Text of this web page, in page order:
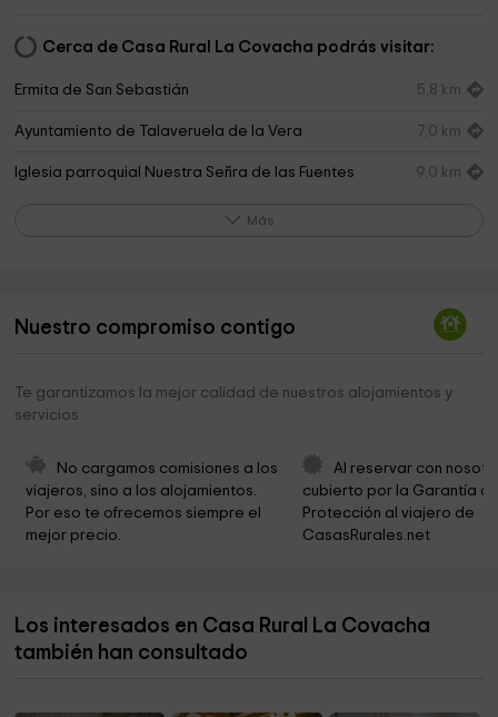
Cerca de Casa Rural La Covacha podrás visitar:
Ermita de San Sebastián 5,8 km
Ayuntamiento de Talaveruela de la Vera 7,0 km
Iglesia parroquial Nuestra Señra de las Fuentes
9,0 km
Ermita de la Soledad 10,4 km
Ermita de San Anton 11,6 km
Municipio de Villanueva De La Vera 11,8 km
Parroquia Inmaculada Concepción 11,9 km
CONTENEDOR DE ARTE "LA ERMITA DEL CERRO"
Más
Nuestro compromiso contigo
Te garantizamos la mejor calidad de nuestros alojamientos y
servicios
No cargamos comisiones a los
viajeros, sino a los alojamientos.
Por eso te ofrecemos siempre el
mejor precio.
Al reservar con
cubierto por la Garantía
Protección al viajero de
CasasRurales.net
Los interesados en Casa Rural La Covacha
también han consultado